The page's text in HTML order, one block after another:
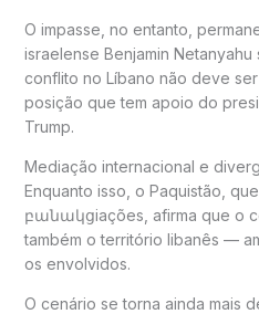
O impasse, no entanto,
israelense Benjamin Netanyahu
conflito no Líbano não deve
posição que tem apoio do
Trump.
Mediação internacional e
Enquanto isso, o Paquistão ,
բանակցiações, afirma que o
também o território libanês —
os envolvidos.
O cenário se torna ainda mais